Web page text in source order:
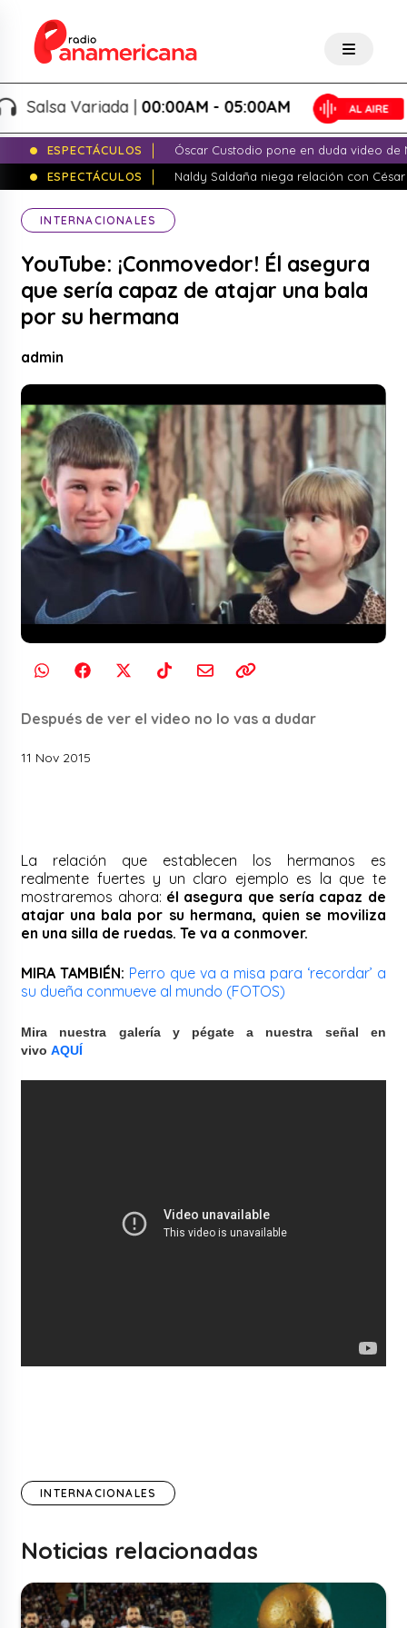
Variada |00:00AM - 05:00AM
ESPECTÁCULOS
Óscar Custodio pone en duda video de
ESPECTÁCULOS
Naldy Saldaña niega relación con
INTERNACIONALES
YouTube: ¡Conmovedor! Él asegura
que sería capaz de atajar una bala
por su hermana
admin
Después de ver el video no lo vas a dudar
11 Nov 2015
La relación que establecen los hermanos es
realmente fuertes y un claro ejemplo es la que te
mostraremos ahora: él asegura que sería capaz de
atajar una bala por su hermana, quien se moviliza
en una silla de ruedas. Te va a conmover.
MIRA TAMBIÉN: Perro que va a misa para ‘recordar’ a
su dueña conmueve al mundo (FOTOS)
Mira nuestra galería y pégate a nuestra señal en
vivoAQUÍ
INTERNACIONALES
Noticias relacionadas